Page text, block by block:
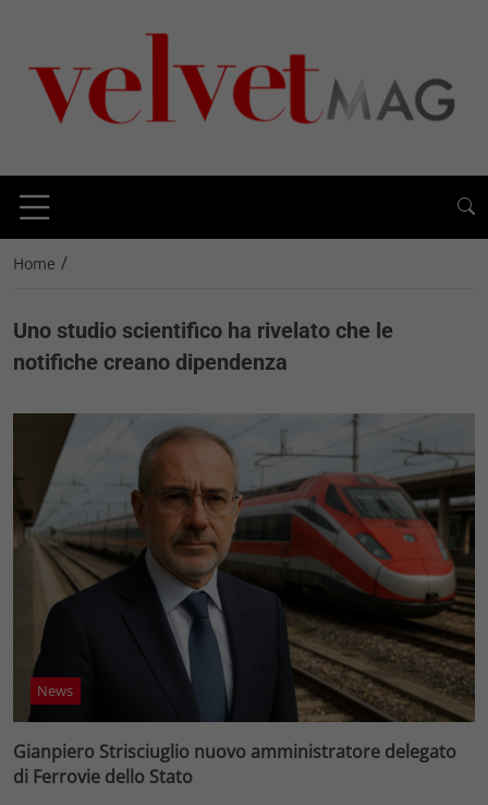
Home /
Uno studio scientifico ha rivelato che le
notifiche creano dipendenza
News
Gianpiero Strisciuglio nuovo amministratore delegato
di Ferrovie dello Stato